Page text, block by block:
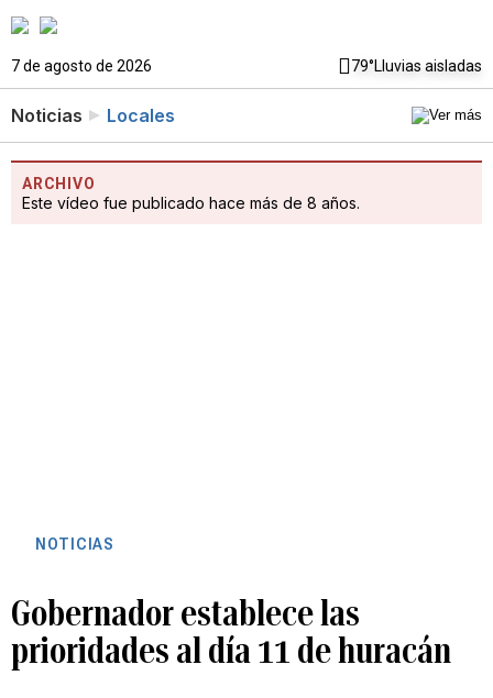
7 de agosto de 2026 79°Lluvias aisladas
Noticias Locales
ARCHIVO
Este vídeo fue publicado hace más de 8 años.
NOTICIAS
Gobernador establece las
prioridades al día 11 de huracán